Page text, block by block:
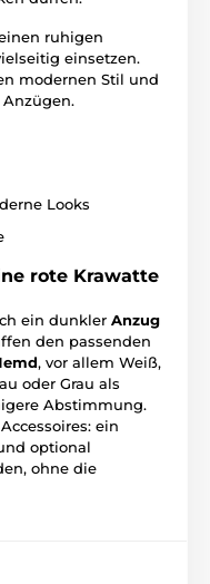
ruhigen
einsetzen.
modernen Stil und
Looks
rote Krawatte
ein dunkler Anzug
den passenden
, vor allem Weiß,
oder Grau als
Abstimmung.
ein
optional
ohne die